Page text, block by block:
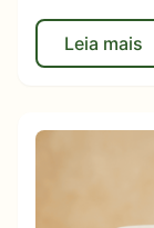
Leia mais